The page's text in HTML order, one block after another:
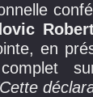
en